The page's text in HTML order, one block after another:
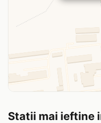
Statii mai ieftine